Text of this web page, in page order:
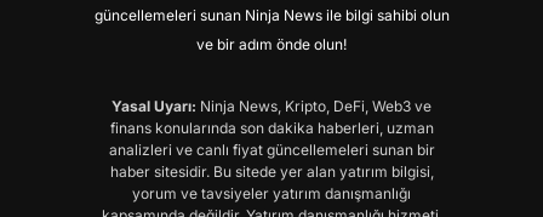
güncellemeleri sunan Ninja News ile bilgi sahibi olun
ve bir adım önde olun!
Yasal Uyarı: Ninja News, Kripto, DeFi, Web3 ve
finans konularında son dakika haberleri, uzman
analizleri ve canlı fiyat güncellemeleri sunan bir
haber sitesidir. Bu sitede yer alan yatırım bilgisi,
yorum ve tavsiyeler yatırım danışmanlığı